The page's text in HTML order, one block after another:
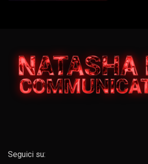
Elenco personale
Seguici su: